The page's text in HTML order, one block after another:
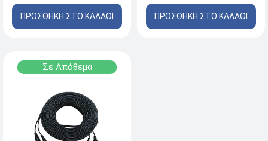
ΠΡΟΣΘΗΚΗ ΣΤΟ ΚΑΛΑΘΙ ΠΡΟΣΘΗΚΗ ΣΤΟ ΚΑΛΑΘΙ
Σε Απόθεμα